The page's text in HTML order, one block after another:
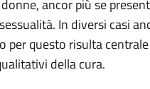
ancor più se
In diversi casi
per questo risulta
della cura.